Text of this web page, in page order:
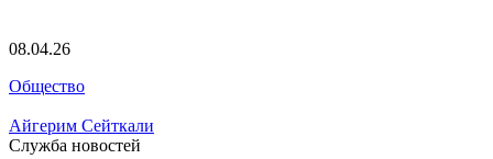
08.04.26
Общество
Айгерим Сейткали
Служба новостей